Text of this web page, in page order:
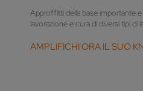
Approffitti della base importante
lavorazione e cura di diversi tipi di
AMPLIFICHI ORA IL SUO